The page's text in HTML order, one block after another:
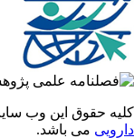
حقوق این وب سایت
می باشد.